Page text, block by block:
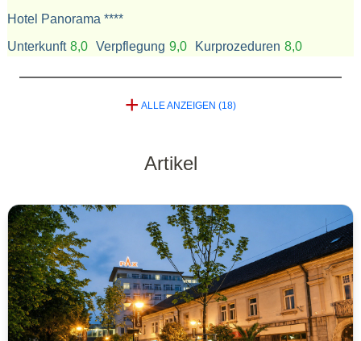
Hotel Panorama ****
Unterkunft 8,0 Verpflegung 9,0 Kurprozeduren 8,0
+ ALLE ANZEIGEN (18)
Artikel